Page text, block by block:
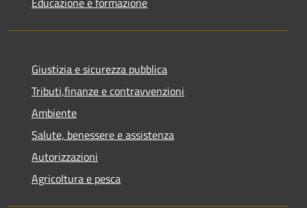
Giustizia e sicurezza pubblica
Tributi,finanze e contravvenzioni
Ambiente
Salute, benessere e assistenza
Autorizzazioni
Agricoltura e pesca